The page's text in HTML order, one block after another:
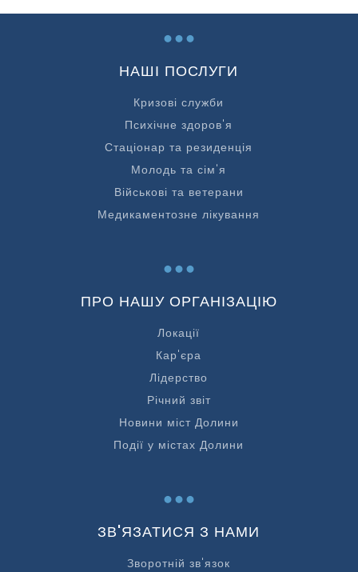
...
НАШІ ПОСЛУГИ
Кризові служби
Психічне здоров'я
Стаціонар та резиденція
Молодь та сім'я
Військові та ветерани
Медикаментозне лікування
...
ПРО НАШУ ОРГАНІЗАЦІЮ
Локації
Кар'єра
Лідерство
Річний звіт
Новини міст Долини
Події у містах Долини
...
ЗВ'ЯЗАТИСЯ З НАМИ
Зворотній зв'язок